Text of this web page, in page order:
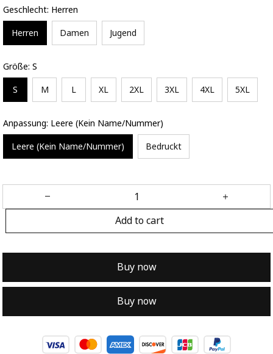
Geschlecht: Herren
Herren Damen Jugend
Größe: S
S M L XL 2XL 3XL 4XL 5XL
Anpassung: Leere (Kein Name/Nummer)
Leere (Kein Name/Nummer) Bedruckt
Add to cart
Buy now
Buy now